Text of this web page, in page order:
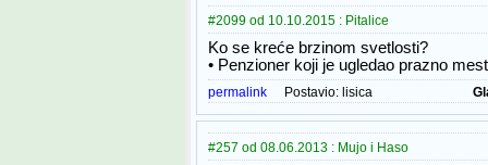
#2099 od 10.10.2015 : Pitalice
Ko se kreće brzinom svetlosti?
• Penzioner koji je ugledao prazno
permalink Postavio: lisica
#257 od 08.06.2013 : Mujo i Haso